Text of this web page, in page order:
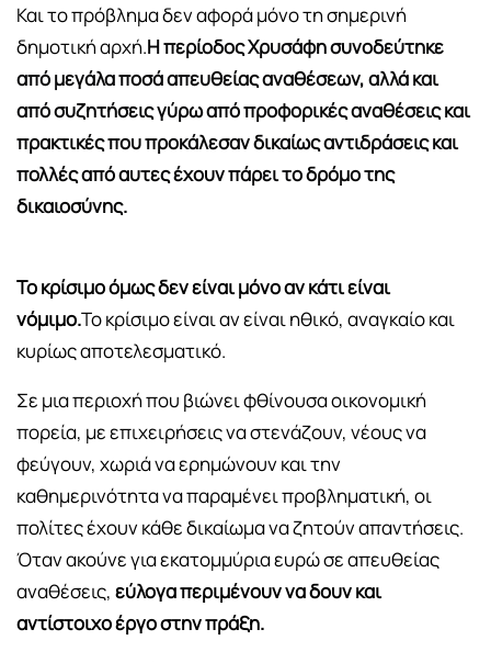
Και το πρόβλημα δεν αφορά μόνο τη σημερινή
δημοτική αρχή.Η περίοδος Χρυσάφη συνοδεύτηκε
από μεγάλα ποσά απευθείας αναθέσεων, αλλά και
από συζητήσεις γύρω από προφορικές αναθέσεις και
πρακτικές που προκάλεσαν δικαίως αντιδράσεις και
πολλές από αυτες έχουν πάρει το δρόμο της
δικαιοσύνης.
Το κρίσιμο όμως δεν είναι μόνο αν κάτι είναι
νόμιμο.Το κρίσιμο είναι αν είναι ηθικό, αναγκαίο και
κυρίως αποτελεσματικό.
Σε μια περιοχή που βιώνει φθίνουσα οικονομική
πορεία, με επιχειρήσεις να στενάζουν, νέους να
φεύγουν, χωριά να ερημώνουν και την
καθημερινότητα να παραμένει προβληματική, οι
πολίτες έχουν κάθε δικαίωμα να ζητούν απαντήσεις.
Όταν ακούνε για εκατομμύρια ευρώ σε απευθείας
αναθέσεις, εύλογα περιμένουν να δουν και
αντίστοιχο έργο στην πράξη.